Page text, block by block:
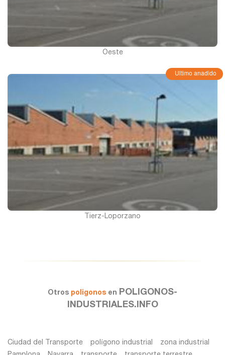
Oeste
Ultimo anadido
Tierz-Loporzano
Otros poligonos en POLIGONOS-
INDUSTRIALES.INFO
Ciudad del Transporte polígono industrial
zona industrial